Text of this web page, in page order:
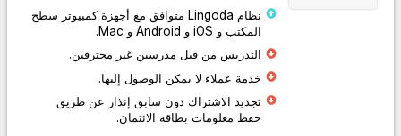
نظام Lingoda متوافق مع أجهزة كمبيوتر سطح
المكتب و iOS و Android و Mac.
التدريس من قبل مدرسين غير محترفين.
خدمة عملاء لا يمكن الوصول إليها.
تجديد الاشتراك دون سابق إنذار عن طريق
حفظ معلومات بطاقة الائتمان.